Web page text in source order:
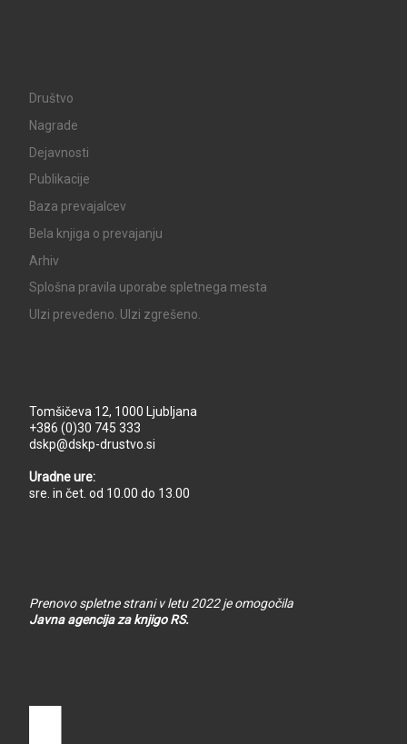
Društvo
Nagrade
Dejavnosti
Publikacije
Baza prevajalcev
Bela knjiga o prevajanju
Arhiv
Splošna pravila uporabe spletnega mesta
UIzi prevedeno. UIzi zgrešeno.
Tomšičeva 12, 1000 Ljubljana
+386 (0)30 745 333
dskp@dskp-drustvo.si
Uradne ure:
sre. in čet. od 10.00 do 13.00
Prenovo spletne strani v letu 2022 je omogočila
Javna agencija za knjigo RS.